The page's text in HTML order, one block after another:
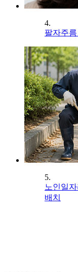
4.
팔자주
5.
노인일
배치